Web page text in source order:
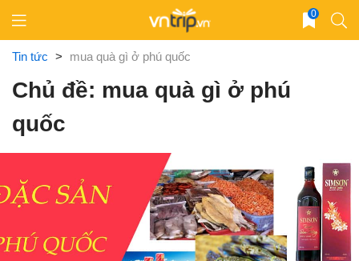
content
0
Tin tức > mua quà gì ở phú quốc
Chủ đề: mua quà gì ở phú
quốc